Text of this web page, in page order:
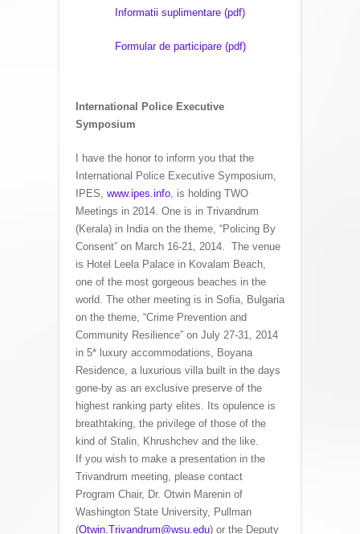
Informatii suplimentare (pdf)
Formular de participare (pdf)
International Police Executive
Symposium
I have the honor to inform you that the
International Police Executive Symposium,
IPES, www.ipes.info , is holding TWO
Meetings in 2014. One is in Trivandrum
(Kerala) in India on the theme, “Policing By
Consent” on March 16-21, 2014. The venue
is Hotel Leela Palace in Kovalam Beach,
one of the most gorgeous beaches in the
world. The other meeting is in Sofia, Bulgaria
on the theme, “Crime Prevention and
Community Resilience” on July 27-31, 2014
in 5* luxury accommodations, Boyana
Residence, a luxurious villa built in the days
gone-by as an exclusive preserve of the
highest ranking party elites. Its opulence is
breathtaking, the privilege of those of the
kind of Stalin, Khrushchev and the like.
If you wish to make a presentation in the
Trivandrum meeting, please contact
Program Chair, Dr. Otwin Marenin of
Washington State University, Pullman
(Otwin.Trivandrum@wsu.edu) or the Deputy